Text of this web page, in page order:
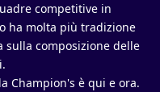
competitive in
ha molta più tradizione
sulla composizione delle
Champion's è qui e ora.